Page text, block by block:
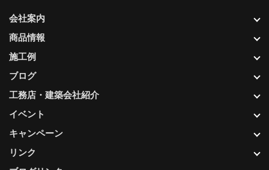
会社案内
商品情報
施工例
ブログ
工務店・建築会社紹介
イベント
キャンペーン
リンク